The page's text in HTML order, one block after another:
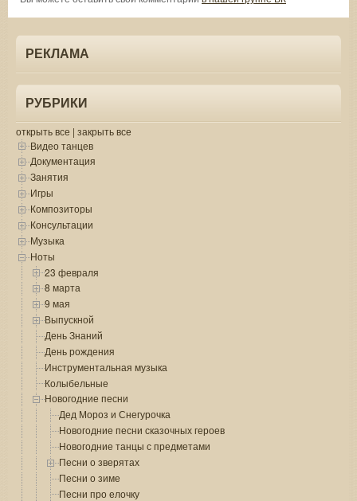
РЕКЛАМА
РУБРИКИ
открыть все | закрыть все
Видео танцев
Документация
Занятия
Игры
Композиторы
Консультации
Музыка
Ноты
23 февраля
8 марта
9 мая
Выпускной
День Знаний
День рождения
Инструментальная музыка
Колыбельные
Новогодние песни
Дед Мороз и Снегурочка
Новогодние песни сказочных героев
Новогодние танцы с предметами
Песни о зверятах
Песни о зиме
Песни про елочку